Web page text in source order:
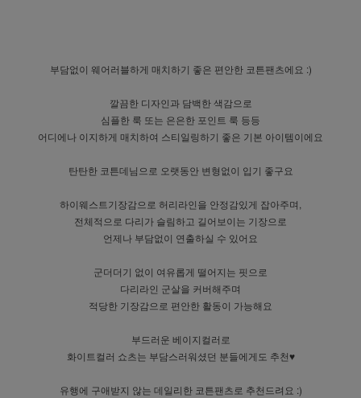
부담없이 웨어러블하게 매치하기 좋은 편안한 코튼팬츠에요 :)
깔끔한 디자인과 담백한 색감으로
심플한 룩 또는 은은한 포인트 룩 등등
어디에나 이지하게 매치하여 스티일링하기 좋은 기본 아이템이에요
탄탄한 코튼데님으로 오랫동안 변형없이 입기 좋구요
하이웨스트기장감으로 허리라인을 안정감있게 잡아주며,
전체적으로 다리가 슬림하고 길어보이는 기장으로
언제나 부담없이 연출하실 수 있어요
군더더기 없이 여유롭게 떨어지는 핏으로
다리라인 군살을 커버해주며
적당한 기장감으로 편안한 활동이 가능해요
부드러운 베이지컬러로
화이트컬러 쇼츠는 부담스러워셨던 분들에게도 추천♥
유행에 구애받지 않는 데일리한 코튼팬츠로 추천드려요 :)